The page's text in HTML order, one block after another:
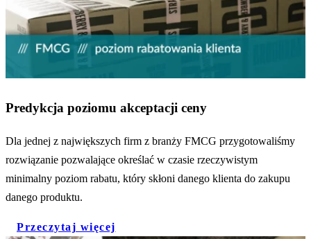
Predykcja poziomu akceptacji ceny
Dla jednej z największych firm z branży FMCG przygotowaliśmy
rozwiązanie pozwalające określać w czasie rzeczywistym
minimalny poziom rabatu, który skłoni danego klienta do zakupu
danego produktu.
Przeczytaj więcej